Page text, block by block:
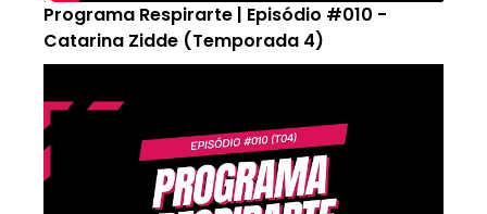
Programa Respirarte | Episódio #010 -
Catarina Zidde (Temporada 4)